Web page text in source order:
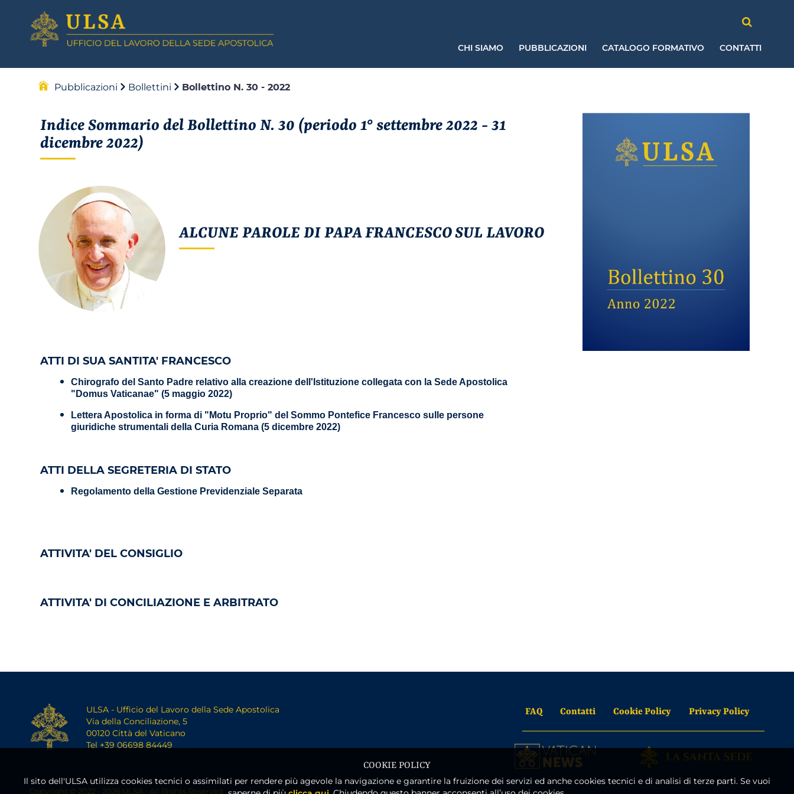
CHI SIAMO PUBBLICAZIONI CATALOGO FORMATIVO CONTATTI
Pubblicazioni Bollettini Bollettino N. 30 - 2022
Indice Sommario del Bollettino N. 30 (periodo 1° settembre 2022 - 31
dicembre 2022)
ALCUNE PAROLE DI PAPA FRANCESCO SUL LAVORO
ATTI DI SUA SANTITA' FRANCESCO
Chirografo del Santo Padre relativo alla creazione dell'Istituzione collegata con la Sede Apostolica
"Domus Vaticanae" (5 maggio 2022)
Lettera Apostolica in forma di "Motu Proprio" del Sommo Pontefice Francesco sulle persone
giuridiche strumentali della Curia Romana (5 dicembre 2022)
ATTI DELLA SEGRETERIA DI STATO
Regolamento della Gestione Previdenziale Separata
ATTIVITA' DEL CONSIGLIO
ATTIVITA' DI CONCILIAZIONE E ARBITRATO
ULSA - Ufficio del Lavoro della Sede Apostolica
Via della Conciliazione, 5
00120 Città del Vaticano
Tel +39 06698 84449
Copyright © 2022 - 2026 ULSA - All Rights Reserved.
FAQ Contatti Cookie Policy Privacy Policy
COOKIE POLICY
Il sito dell'ULSA utilizza cookies tecnici o assimilati per rendere più agevole la navigazione e garantire la fruizione dei servizi ed anche cookies tecnici e di analisi di terze parti. Se vuoi